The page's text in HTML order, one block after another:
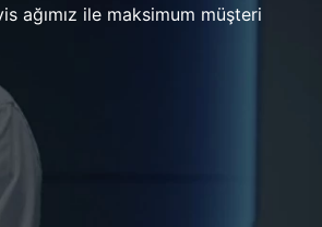
ağımız ile maksimum müşteri